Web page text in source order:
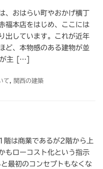
、おはらい町やおかげ横丁
福本店をはじめ、ここには
出しています。これが近年
ど、本物感のある建物が並
が主 […]
て 関西の建築
階は商業であるが2階から上
もローコスト化という指示
最初のコンセプトもなくな